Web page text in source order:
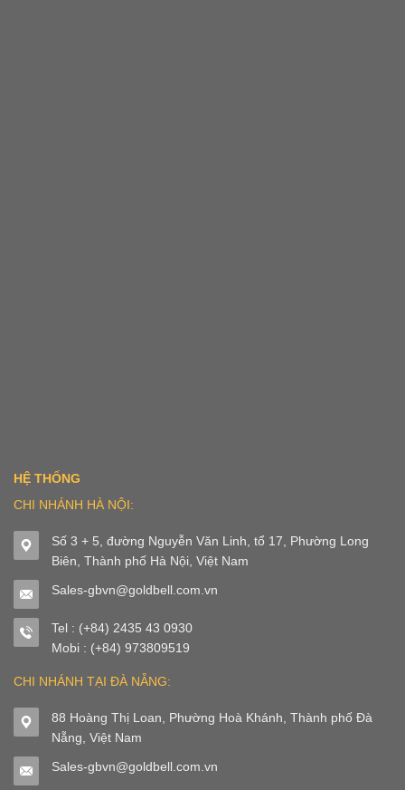
HỆ THỐNG
CHI NHÁNH HÀ NỘI:
Số 3 + 5, đường Nguyễn Văn Linh, tổ 17, Phường Long
Biên, Thành phố Hà Nội, Việt Nam
Sales-gbvn@goldbell.com.vn
Tel : (+84) 2435 43 0930
Mobi : (+84) 973809519
CHI NHÁNH TẠI ĐÀ NẴNG:
88 Hoàng Thị Loan, Phường Hoà Khánh, Thành phố Đà
Nẵng, Việt Nam
Sales-gbvn@goldbell.com.vn